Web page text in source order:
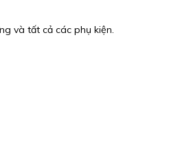
và tất cả các phụ kiện.